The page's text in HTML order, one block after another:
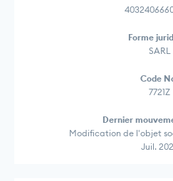
Forme
SARL
Code
7721Z
Dernier
Modification de l'objet
Juil.